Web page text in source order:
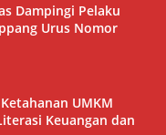
Dampingi Pelaku
Urus Nomor
UMKM
Keuangan dan